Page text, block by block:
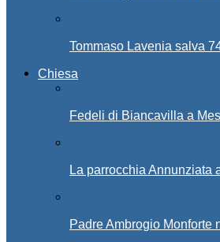
Tommaso Lavenia salva
Chiesa
Fedeli di Biancavilla a
La parrocchia Annunziata
Padre Ambrogio Monforte